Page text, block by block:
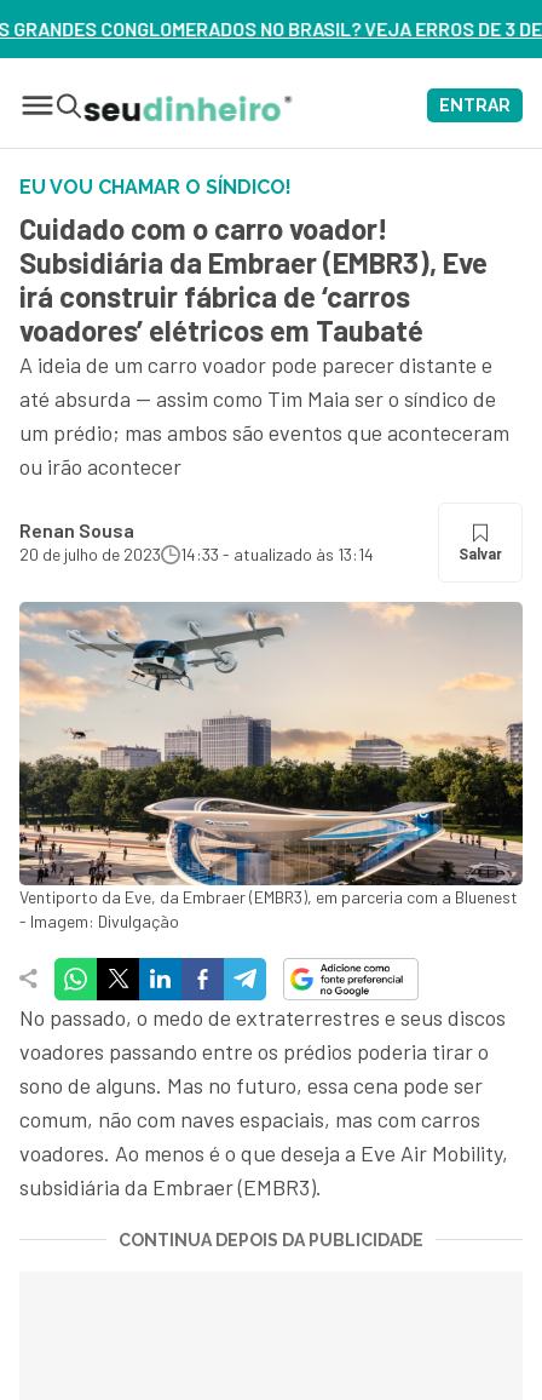
NO BRASIL? VEJA ERROS DE 3 DELES – ASSISTA AGORA
ENTRAR
EU VOU CHAMAR O SÍNDICO!
Cuidado com o carro voador!
Subsidiária da Embraer (EMBR3), Eve
irá construir fábrica de ‘carros
voadores’ elétricos em Taubaté
A ideia de um carro voador pode parecer distante e
até absurda — assim como Tim Maia ser o síndico de
um prédio; mas ambos são eventos que aconteceram
ou irão acontecer
Renan Sousa
20 de julho de 2023 14:33 - atualizado às 13:14 Salvar
Ventiporto da Eve, da Embraer (EMBR3), em parceria com a Bluenest
- Imagem: Divulgação
No passado, o medo de extraterrestres e seus discos
voadores passando entre os prédios poderia tirar o
sono de alguns. Mas no futuro, essa cena pode ser
comum, não com naves espaciais, mas com carros
voadores. Ao menos é o que deseja a Eve Air Mobility,
subsidiária da Embraer (EMBR3).
CONTINUA DEPOIS DA PUBLICIDADE